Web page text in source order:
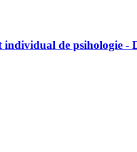
de psihologie -